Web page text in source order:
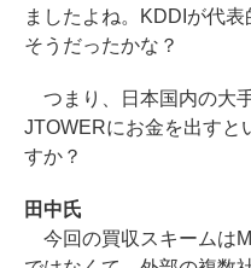
ましたよね。KDDIが代
そうだったかな？
つまり、日本国内の大
JTOWERにお金を出すと
すか？
田中氏
今回の買収スキームは